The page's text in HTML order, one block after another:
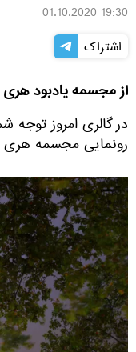
19:30 01.10.2020
اشتراک
از مجسمه یادبود هری
در گالری امروز
رونمایی مجسمه هری